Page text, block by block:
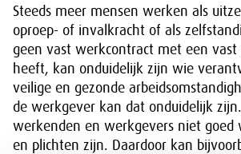
Steeds meer mensen werken als
oproep- of invalkracht of als
geen vast werkcontract met een vast
heeft, kan onduidelijk zijn wie
veilige en gezonde
de werkgever kan dat onduidelijk
werkenden en werkgevers niet goed
en plichten zijn. Daardoor kan